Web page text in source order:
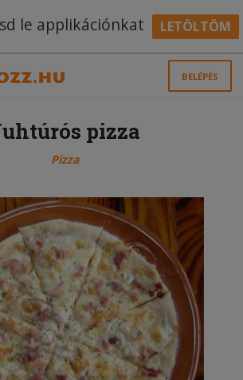
le applikációnkat LETÖLTÖM
BELÉPÉS
pizza
Pizza